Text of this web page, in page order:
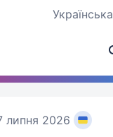
Українська
липня 2026